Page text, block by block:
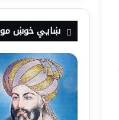
ښايي خوښ